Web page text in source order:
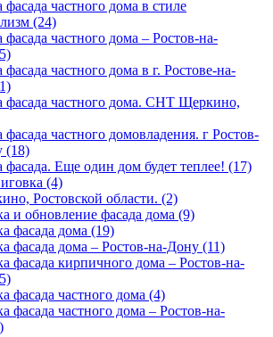
фасада частного дома в стиле
(24)
фасада частного дома – Ростов-на-
фасада частного дома в г. Ростове-на-
фасада частного дома. СНТ Щеркино,
фасада частного домовладения. г Ростов-
(18)
фасада. Еще один дом будет теплее! (17)
(4)
Ростовской области. (2)
и обновление фасада дома (9)
фасада дома (19)
фасада дома – Ростов-на-Дону (11)
фасада кирпичного дома – Ростов-на-
фасада частного дома (4)
фасада частного дома – Ростов-на-